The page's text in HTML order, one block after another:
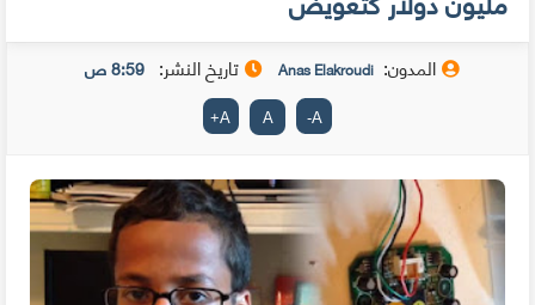
المدون: Anas Elakroudi تاريخ النشر: 8:59 ص
A
-
A
A
+